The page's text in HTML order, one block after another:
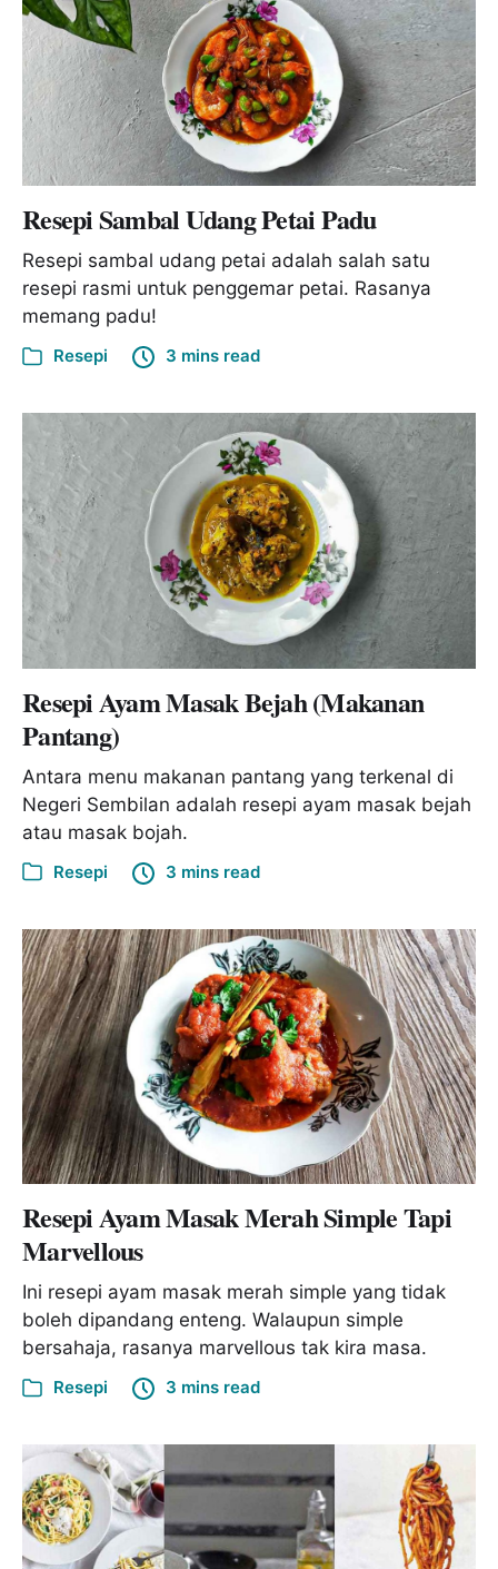
Resepi Sambal Udang Petai Padu
Resepi sambal udang petai adalah salah satu
resepi rasmi untuk penggemar petai. Rasanya
memang padu!
Resepi 3 mins read
Resepi Ayam Masak Bejah (Makanan
Pantang)
Antara menu makanan pantang yang terkenal di
Negeri Sembilan adalah resepi ayam masak bejah
atau masak bojah.
Resepi 3 mins read
Resepi Ayam Masak Merah Simple Tapi
Marvellous
Ini resepi ayam masak merah simple yang tidak
boleh dipandang enteng. Walaupun simple
bersahaja, rasanya marvellous tak kira masa.
Resepi 3 mins read